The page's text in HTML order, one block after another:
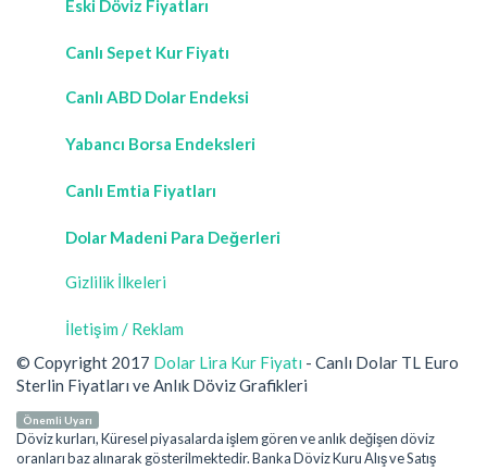
Eski Döviz Fiyatları
Canlı Sepet Kur Fiyatı
Canlı ABD Dolar Endeksi
Yabancı Borsa Endeksleri
Canlı Emtia Fiyatları
Dolar Madeni Para Değerleri
Gizlilik İlkeleri
İletişim / Reklam
© Copyright 2017 Dolar Lira Kur Fiyatı - Canlı Dolar TL Euro
Sterlin Fiyatları ve Anlık Döviz Grafikleri
Önemli Uyarı
Döviz kurları, Küresel piyasalarda işlem gören ve anlık değişen döviz
oranları baz alınarak gösterilmektedir. Banka Döviz Kuru Alış ve Satış